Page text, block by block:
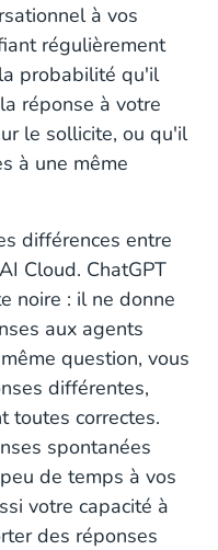
à vos
régulièrement
probabilité qu'il
réponse à votre
le sollicite, ou qu'il
à une même
différences entre
Cloud. ChatGPT
noire : il ne donne
aux agents
question, vous
différentes,
toutes correctes.
spontanées
de temps à vos
votre capacité à
des réponses